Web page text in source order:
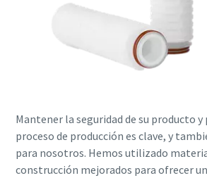
Mantener la seguridad de su producto
proceso de producción es clave, y
para nosotros. Hemos utilizado
construcción mejorados para ofrecer